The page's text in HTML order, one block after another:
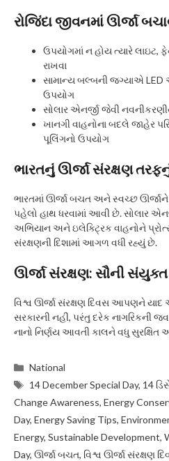
રોજિંદા જીવનમાં ઊર્જા
ઉપયોગમાં ન હોય ત્યારે
રાખવા
સામાન્ય બલ્બની જગ્યાએ LED
ઉપયોગ
સોલાર એનર્જી જેવી
ખાનગી વાહનોના બદલે જાહેર
પૂલિંગનો ઉપયોગ
ભારતનું ઊર્જા સંરક્ષણ
ભારતમાં ઊર્જા બચત અને સ્વચ્છ
પહેલો હાથ ધરવામાં આવી છે. સોલાર
અભિયાન અને ઇલેક્ટ્રિક વાહનોને
સંરક્ષણની દિશામાં આગળ વધી રહ્યું છે.
ઊર્જા સંરક્ષણ: સૌની સંયુક્ત
વિશ્વ ઊર્જા સંરક્ષણ દિવસ આપણને યાદ
સરકારની નહીં, પરંતુ દરેક નાગરિકની
નાનો નિર્ણય આવતી કાલને વધુ
Categories
National
Tags
14 December Special Day, 14
Change Awareness, Energy
Day, Energy Saving Tips,
Energy, Sustainable Development,
Day, ઊર્જા બચત, વિશ્વ ઊર્જા સંરક્ષણ